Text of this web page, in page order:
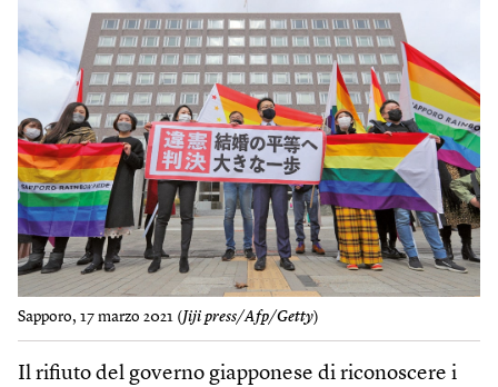
Sapporo, 17 marzo 2021 (Jiji press/Afp/Getty)
Il rifiuto del governo giapponese di riconoscere i